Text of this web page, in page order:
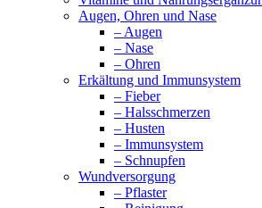
Augen, Ohren und Nase
– Augen
– Nase
– Ohren
Erkältung und Immunsystem
– Fieber
– Halsschmerzen
– Husten
– Immunsystem
– Schnupfen
Wundversorgung
– Pflaster